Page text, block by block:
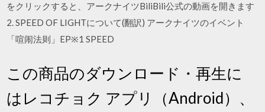
をクリックすると、アークナイツBiliBili公式の動画を開きます
2. SPEED OF LIGHTについて(翻訳) アークナイツのイベント
「喧闹法则」EP※1 SPEED
この商品のダウンロード・再生に
はレコチョク アプリ（Android）、